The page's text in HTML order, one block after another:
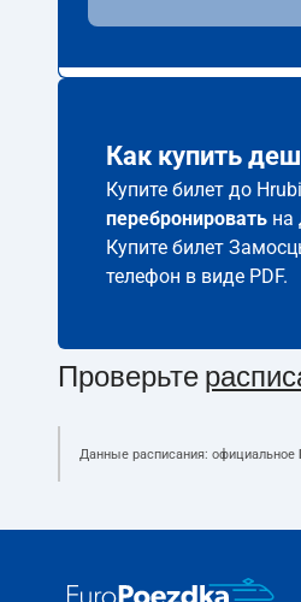
Как купить
Купите билет до
перебронировать на
Купите билет
телефон в виде PDF.
Проверьте
Данные расписания: официальное